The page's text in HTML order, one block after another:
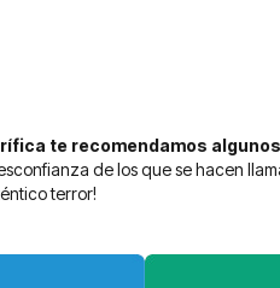
te recomendamos
de los que se hacen
terror!